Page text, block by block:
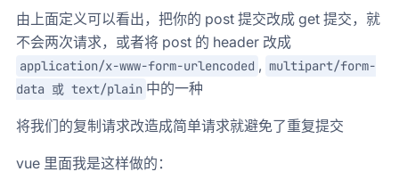
由上面定义可以看出，把你的 post 提交改成 get 提交，就
不会两次请求，或者将 post 的 header 改成
application/x-www-form-urlencoded , multipart/form-
data 或 text/plain 中的一种
将我们的复制请求改造成简单请求就避免了重复提交
vue 里面我是这样做的：